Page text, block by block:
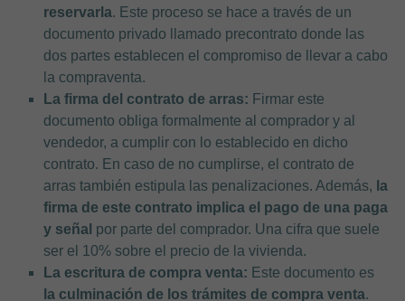
reservarla. Este proceso se hace a través de un
documento privado llamado precontrato donde las
dos partes establecen el compromiso de llevar a cabo
la compraventa.
La firma del contrato de arras: Firmar este
documento obliga formalmente al comprador y al
vendedor, a cumplir con lo establecido en dicho
contrato. En caso de no cumplirse, el contrato de
arras también estipula las penalizaciones. Además, la
firma de este contrato implica el pago de una paga
y señal por parte del comprador. Una cifra que suele
ser el 10% sobre el precio de la vivienda.
La escritura de compra venta: Este documento es
la culminación de los trámites de compra venta.